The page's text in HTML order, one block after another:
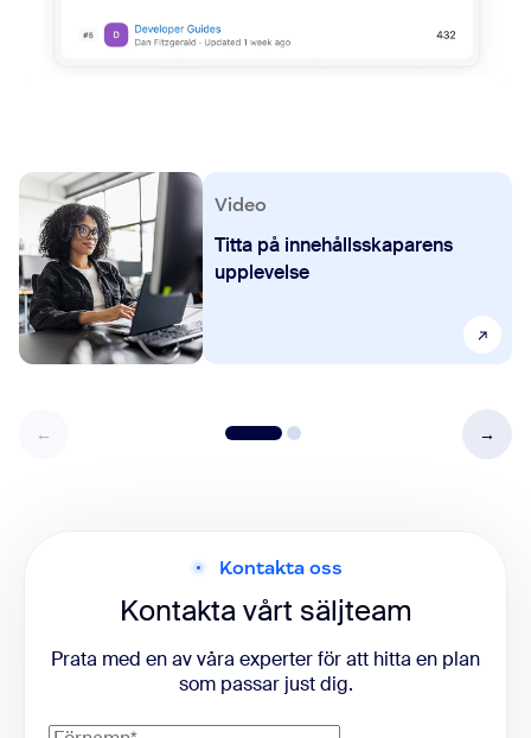
Video
Titta på innehållsskaparens
upplevelse
Kontakta oss
Kontakta vårt säljteam
Prata med en av våra experter för att hitta en plan
som passar just dig.